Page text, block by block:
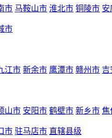
市 马鞍山市 淮北市 铜陵市 安
市
江市 新余市 鹰潭市 赣州市 吉
山市 安阳市 鹤壁市 新乡市 焦
市 驻马店市 直辖县级